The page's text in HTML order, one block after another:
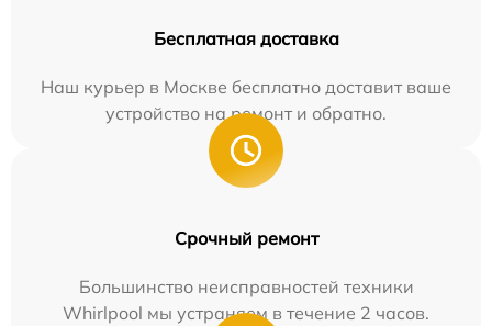
Бесплатная доставка
Наш курьер в Москве бесплатно доставит ваше
устройство на ремонт и обратно.
Срочный ремонт
Большинство неисправностей техники
Whirlpool мы устраняем в течение 2 часов.